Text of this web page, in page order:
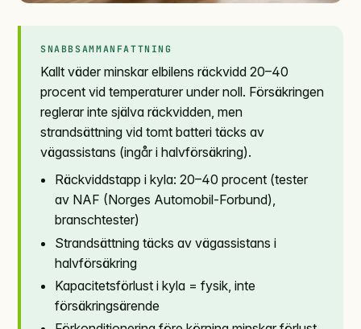
SNABBSAMMANFATTNING
Kallt väder minskar elbilens räckvidd 20–40
procent vid temperaturer under noll. Försäkringen
reglerar inte själva räckvidden, men
strandsättning vid tomt batteri täcks av
vägassistans (ingår i halvförsäkring).
Räckviddstapp i kyla: 20–40 procent (tester
av NAF (Norges Automobil-Forbund),
branschtester)
Strandsättning täcks av vägassistans i
halvförsäkring
Kapacitetsförlust i kyla = fysik, inte
försäkringsärende